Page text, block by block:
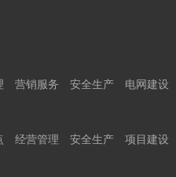
营销服务 安全生产 电网建设
经营管理 安全生产 项目建设